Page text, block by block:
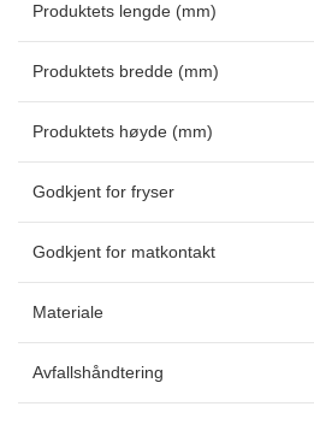
Produktets lengde (mm)
Produktets bredde (mm)
Produktets høyde (mm)
Godkjent for fryser
Godkjent for matkontakt
Materiale
Avfallshåndtering